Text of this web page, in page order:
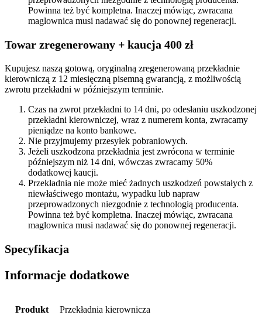
Powinna też być kompletna. Inaczej mówiąc, zwracana
maglownica musi nadawać się do ponownej regeneracji.
Towar zregenerowany + kaucja 400 zł
Kupujesz naszą gotową, oryginalną zregenerowaną przekładnie
kierowniczą z 12 miesięczną pisemną gwarancją, z możliwością
zwrotu przekładni w późniejszym terminie.
Czas na zwrot przekładni to 14 dni, po odesłaniu uszkodzonej
przekładni kierowniczej, wraz z numerem konta, zwracamy
pieniądze na konto bankowe.
Nie przyjmujemy przesyłek pobraniowych.
Jeżeli uszkodzona przekładnia jest zwrócona w terminie
późniejszym niż 14 dni, wówczas zwracamy 50%
dodatkowej kaucji.
Przekładnia nie może mieć żadnych uszkodzeń powstałych z
niewłaściwego montażu, wypadku lub napraw
przeprowadzonych niezgodnie z technologią producenta.
Powinna też być kompletna. Inaczej mówiąc, zwracana
maglownica musi nadawać się do ponownej regeneracji.
Specyfikacja
Informacje dodatkowe
Produkt Przekładnia kierownicza